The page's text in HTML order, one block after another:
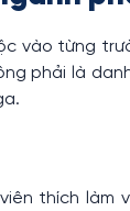
vào từng
phải là
thích